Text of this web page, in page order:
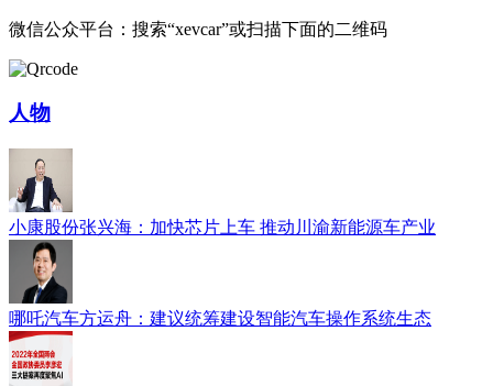
微信公众平台：搜索“xevcar”或扫描下面的二维码
人物
小康股份张兴海：加快芯片上车 推动川渝新能源车产业
哪吒汽车方运舟：建议统筹建设智能汽车操作系统生态